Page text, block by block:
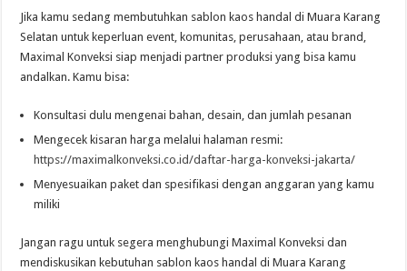
Jika kamu sedang membutuhkan sablon kaos handal di Muara Karang
Selatan untuk keperluan event, komunitas, perusahaan, atau brand,
Maximal Konveksi siap menjadi partner produksi yang bisa kamu
andalkan. Kamu bisa:
Konsultasi dulu mengenai bahan, desain, dan jumlah pesanan
Mengecek kisaran harga melalui halaman resmi:
https://maximalkonveksi.co.id/daftar-harga-konveksi-jakarta/
Menyesuaikan paket dan spesifikasi dengan anggaran yang kamu
miliki
Jangan ragu untuk segera menghubungi Maximal Konveksi dan
mendiskusikan kebutuhan sablon kaos handal di Muara Karang